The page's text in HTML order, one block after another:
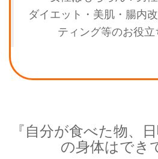
ダイエット・美肌・腸内
ティング等のお役立
『自分が食べた物、
の身体はでき